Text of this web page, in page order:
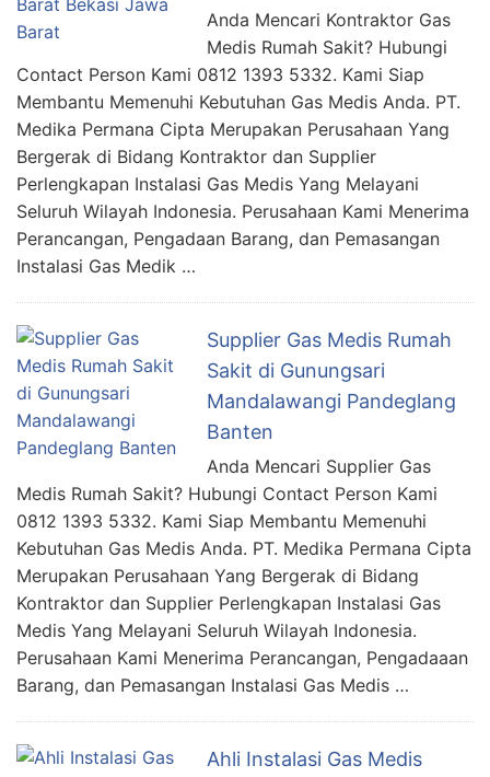
Anda Mencari Kontraktor Gas
Medis Rumah Sakit? Hubungi
Contact Person Kami 0812 1393 5332. Kami Siap
Membantu Memenuhi Kebutuhan Gas Medis Anda. PT.
Medika Permana Cipta Merupakan Perusahaan Yang
Bergerak di Bidang Kontraktor dan Supplier
Perlengkapan Instalasi Gas Medis Yang Melayani
Seluruh Wilayah Indonesia. Perusahaan Kami Menerima
Perancangan, Pengadaan Barang, dan Pemasangan
Instalasi Gas Medik …
Supplier Gas Medis Rumah
Sakit di Gunungsari
Mandalawangi Pandeglang
Banten
Anda Mencari Supplier Gas
Medis Rumah Sakit? Hubungi Contact Person Kami
0812 1393 5332. Kami Siap Membantu Memenuhi
Kebutuhan Gas Medis Anda. PT. Medika Permana Cipta
Merupakan Perusahaan Yang Bergerak di Bidang
Kontraktor dan Supplier Perlengkapan Instalasi Gas
Medis Yang Melayani Seluruh Wilayah Indonesia.
Perusahaan Kami Menerima Perancangan, Pengadaaan
Barang, dan Pemasangan Instalasi Gas Medis …
Ahli Instalasi Gas Medis